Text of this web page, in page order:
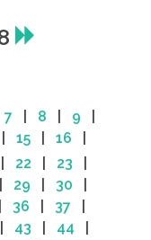
7 8 9
15 16
22 23
29 30
36 37
43 44